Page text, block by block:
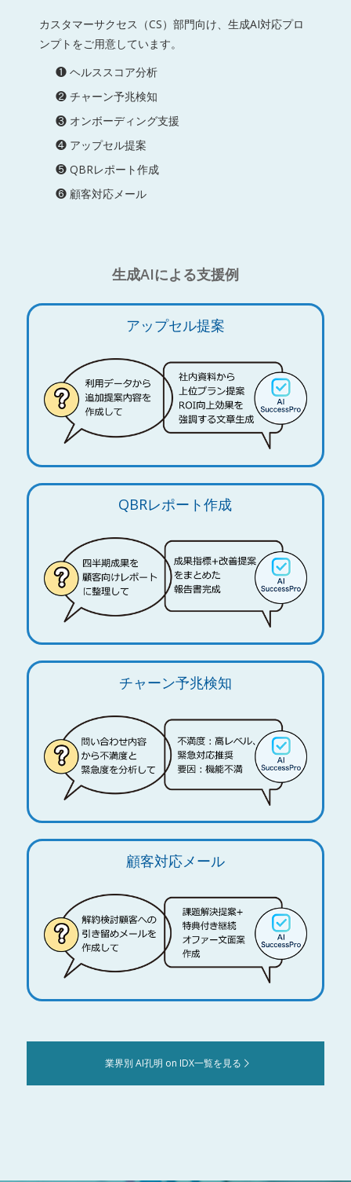
カスタマーサクセス（CS）部門向け、生成AI対応プロ
ンプトをご用意しています。
❶ ヘルススコア分析
❷ チャーン予兆検知
❸ オンボーディング支援
❹ アップセル提案
❺ QBRレポート作成
❻ 顧客対応メール
生成AIによる支援例
アップセル提案
QBRレポート作成
チャーン予兆検知
顧客対応メール
業界別 AI孔明 on IDX一覧を見る